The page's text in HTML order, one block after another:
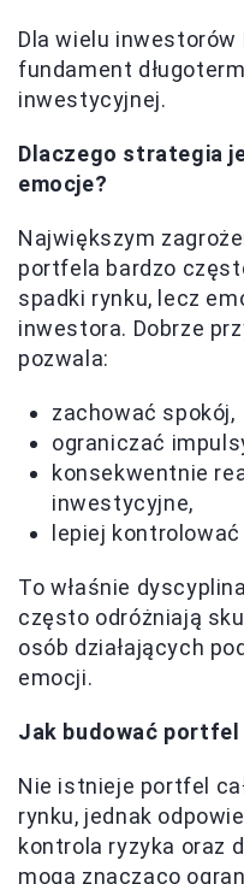
Dla wielu inwestorów
fundament
inwestycyjnej.
Dlaczego strategia
emocje?
Największym
portfela bardzo
spadki rynku, lecz
inwestora. Dobrze
pozwala:
zachować spokój,
ograniczać
konsekwentnie
inwestycyjne,
lepiej kontrolować
To właśnie
często odróżniają
osób działających
emocji.
Jak budować portfel
Nie istnieje portfel
rynku, jednak
kontrola ryzyka oraz
mogą znacząco